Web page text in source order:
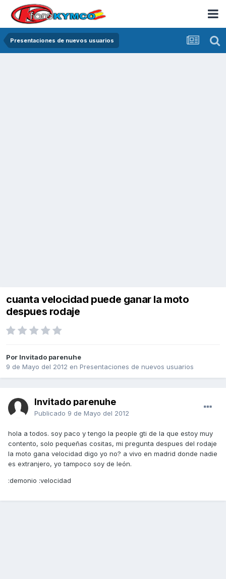
Presentaciones de nuevos usuarios
cuanta velocidad puede ganar la moto
despues rodaje
Por Invitado parenuhe
9 de Mayo del 2012 en Presentaciones de nuevos usuarios
Invitado parenuhe
Publicado 9 de Mayo del 2012
hola a todos. soy paco y tengo la people gti de la que estoy muy
contento, solo pequeñas cositas, mi pregunta despues del rodaje
la moto gana velocidad digo yo no? a vivo en madrid donde nadie
es extranjero, yo tampoco soy de león.
:demonio :velocidad